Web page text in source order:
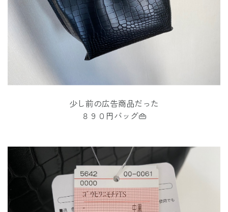
少し前の広告商品だった
８９０円バッグ👜